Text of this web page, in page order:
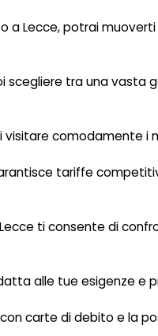
a Lecce, potrai
scegliere tra una
comodamente i
tariffe
ti consente di
alle tue esigenze e
carte di debito e la